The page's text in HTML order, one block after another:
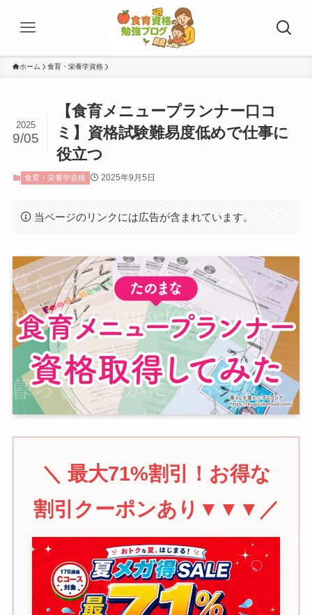
ホーム 食育・栄養学資格
【食育メニュープランナー口コ
ミ】資格試験難易度低めで仕事に
役立つ
2025
9/05
食育・栄養学資格 2025年9月5日
当ページのリンクには広告が含まれています。
＼ 最大71%割引！お得な
割引クーポンあり▼▼▼／